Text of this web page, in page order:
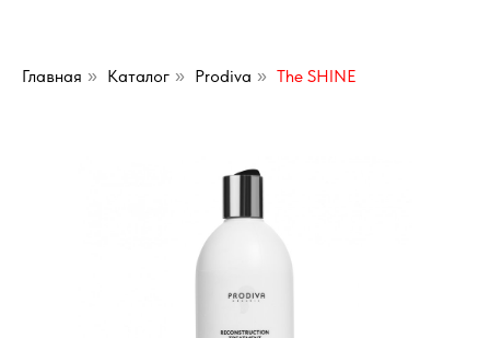
Главная » Каталог » Prodiva » The SHINE